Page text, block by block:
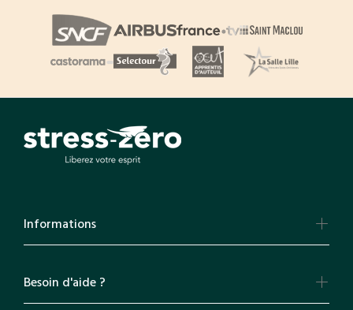
Informations
Besoin d'aide ?